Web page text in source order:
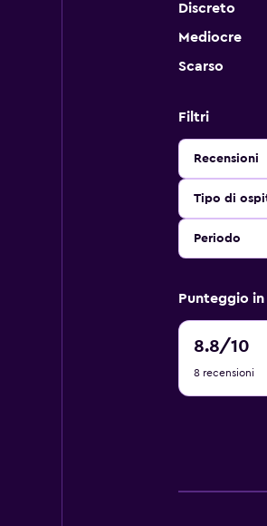
Discreto
Mediocre
Scarso
Filtri
Recensioni
Tipo di
Periodo
Punteggio
8.8/10
8.8
10
8 recensioni